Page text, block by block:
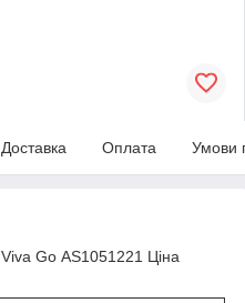
Доставка Оплата Умови
Go AS1051221 Ціна